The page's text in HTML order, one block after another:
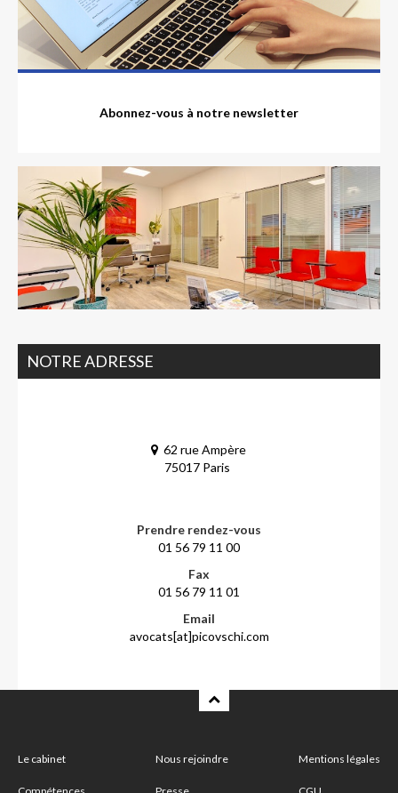
Abonnez-vous à notre newsletter
NOTRE ADRESSE
62 rue Ampère
75017 Paris
Prendre rendez-vous
01 56 79 11 00
Fax
01 56 79 11 01
Email
avocats[at]picovschi.com
Le cabinet Nous rejoindre Mentions légales